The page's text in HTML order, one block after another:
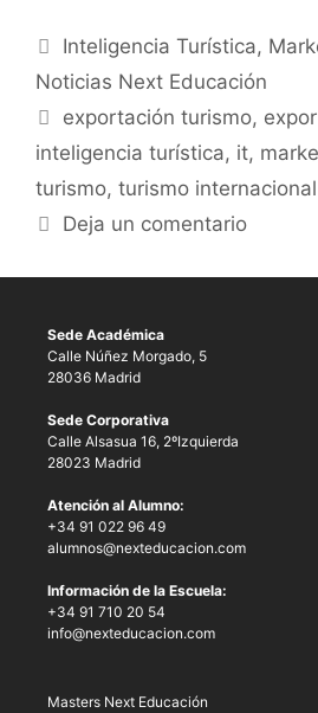
Inteligencia Turística,
Noticias Next Educación
exportación turismo,
inteligencia turística, it,
turismo, turismo internacional
Deja un comentario
Sede Académica
Calle Núñez Morgado, 5
28036 Madrid
Sede Corporativa
Calle Alsasua 16, 2ºIzquierda
28023 Madrid
Atención al Alumno:
+34 91 022 96 49
alumnos@nexteducacion.com
Información de la Escuela:
+34 91 710 20 54
info@nexteducacion.com
Masters Next Educación